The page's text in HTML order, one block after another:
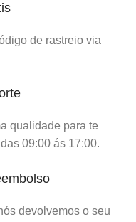
de rastreio via
qualidade para te
09:00 ás 17:00.
devolvemos o seu